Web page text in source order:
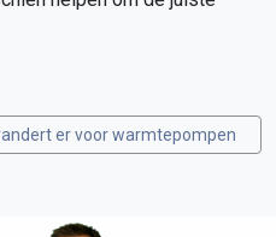
er voor warmtepompen